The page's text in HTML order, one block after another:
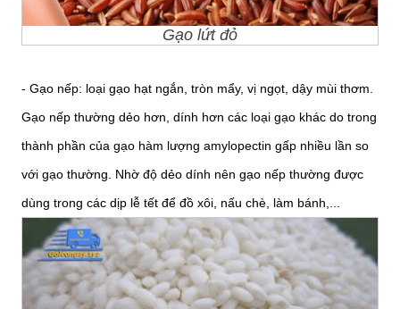
Gạo lứt đỏ
- Gạo nếp: loại gạo hạt ngắn, tròn mẩy, vị ngọt, dậy mùi thơm.
Gạo nếp thường dẻo hơn, dính hơn các loại gạo khác do trong
thành phần của gạo hàm lượng amylopectin gấp nhiều lần so
với gạo thường. Nhờ độ dẻo dính nên gạo nếp thường được
dùng trong các dịp lễ tết để đồ xôi, nấu chè, làm bánh,...